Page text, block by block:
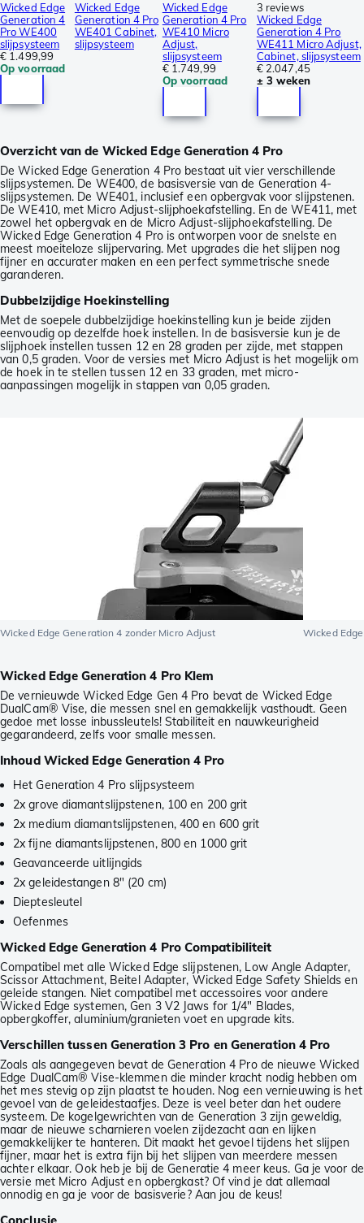
Wicked Edge
Generation 4
Pro WE400
slijpsysteem
€ 1.499,99
Op voorraad
Wicked Edge
Generation 4 Pro
WE401 Cabinet,
slijpsysteem
Wicked Edge
Generation 4 Pro
WE410 Micro
Adjust,
slijpsysteem
€ 1.749,99
Op voorraad
3 reviews
Wicked Edge
Generation 4 Pro
WE411 Micro Adjust,
Cabinet, slijpsysteem
€ 2.047,45
± 3 weken
Overzicht van de Wicked Edge Generation 4 Pro
De Wicked Edge Generation 4 Pro bestaat uit vier verschillende
slijpsystemen. De WE400, de basisversie van de Generation 4-
slijpsystemen. De WE401, inclusief een opbergvak voor slijpstenen.
De WE410, met Micro Adjust-slijphoekafstelling. En de WE411, met
zowel het opbergvak en de Micro Adjust-slijphoekafstelling. De
Wicked Edge Generation 4 Pro is ontworpen voor de snelste en
meest moeiteloze slijpervaring. Met upgrades die het slijpen nog
fijner en accurater maken en een perfect symmetrische snede
garanderen.
Dubbelzijdige Hoekinstelling
Met de soepele dubbelzijdige hoekinstelling kun je beide zijden
eenvoudig op dezelfde hoek instellen. In de basisversie kun je de
slijphoek instellen tussen 12 en 28 graden per zijde, met stappen
van 0,5 graden. Voor de versies met Micro Adjust is het mogelijk om
de hoek in te stellen tussen 12 en 33 graden, met micro-
aanpassingen mogelijk in stappen van 0,05 graden.
Wicked Edge Generation 4 zonder Micro Adjust Wicked
Wicked Edge Generation 4 Pro Klem
De vernieuwde Wicked Edge Gen 4 Pro bevat de Wicked Edge
DualCam® Vise, die messen snel en gemakkelijk vasthoudt. Geen
gedoe met losse inbussleutels! Stabiliteit en nauwkeurigheid
gegarandeerd, zelfs voor smalle messen.
Inhoud Wicked Edge Generation 4 Pro
Het Generation 4 Pro slijpsysteem
2x grove diamantslijpstenen, 100 en 200 grit
2x medium diamantslijpstenen, 400 en 600 grit
2x fijne diamantslijpstenen, 800 en 1000 grit
Geavanceerde uitlijngids
2x geleidestangen 8" (20 cm)
Dieptesleutel
Oefenmes
Wicked Edge Generation 4 Pro Compatibiliteit
Compatibel met alle Wicked Edge slijpstenen, Low Angle Adapter,
Scissor Attachment, Beitel Adapter, Wicked Edge Safety Shields en
geleide stangen. Niet compatibel met accessoires voor andere
Wicked Edge systemen, Gen 3 V2 Jaws for 1/4" Blades,
opbergkoffer, aluminium/granieten voet en upgrade kits.
Verschillen tussen Generation 3 Pro en Generation 4 Pro
Zoals als aangegeven bevat de Generation 4 Pro de nieuwe Wicked
Edge DualCam® Vise-klemmen die minder kracht nodig hebben om
het mes stevig op zijn plaatst te houden. Nog een vernieuwing is het
gevoel van de geleidestaafjes. Deze is veel beter dan het oudere
systeem. De kogelgewrichten van de Generation 3 zijn geweldig,
maar de nieuwe scharnieren voelen zijdezacht aan en lijken
gemakkelijker te hanteren. Dit maakt het gevoel tijdens het slijpen
fijner, maar het is extra fijn bij het slijpen van meerdere messen
achter elkaar. Ook heb je bij de Generatie 4 meer keus. Ga je voor de
versie met Micro Adjust en opbergkast? Of vind je dat allemaal
onnodig en ga je voor de basisverie? Aan jou de keus!